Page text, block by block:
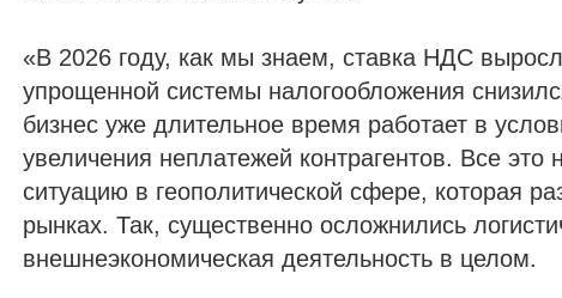
«В 2026 году, как мы знаем, ставка НДС
упрощенной системы налогообложения
бизнес уже длительное время работает в
увеличения неплатежей контрагентов. Все
ситуацию в геополитической сфере, которая
рынках. Так, существенно осложнились
внешнеэкономическая деятельность в целом.